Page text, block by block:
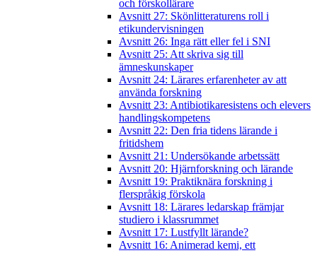
och förskollärare
Avsnitt 27: Skönlitteraturens roll i
etikundervisningen
Avsnitt 26: Inga rätt eller fel i SNI
Avsnitt 25: Att skriva sig till
ämneskunskaper
Avsnitt 24: Lärares erfarenheter av att
använda forskning
Avsnitt 23: Antibiotikaresistens och elevers
handlingskompetens
Avsnitt 22: Den fria tidens lärande i
fritidshem
Avsnitt 21: Undersökande arbetssätt
Avsnitt 20: Hjärnforskning och lärande
Avsnitt 19: Praktiknära forskning i
flerspråkig förskola
Avsnitt 18: Lärares ledarskap främjar
studiero i klassrummet
Avsnitt 17: Lustfyllt lärande?
Avsnitt 16: Animerad kemi, ett